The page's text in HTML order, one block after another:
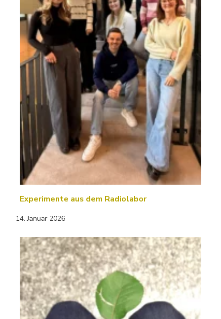
Experimente aus dem Radiolabor
14. Januar 2026